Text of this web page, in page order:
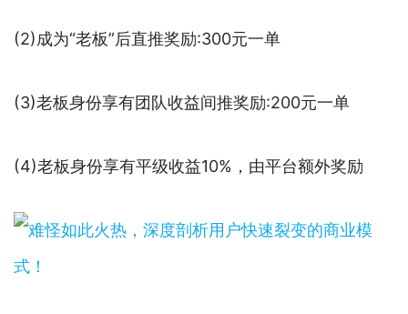
(2)成为“老板”后直推奖励:300元一单
(3)老板身份享有团队收益间推奖励:200元一单
(4)老板身份享有平级收益10%，由平台额外奖励